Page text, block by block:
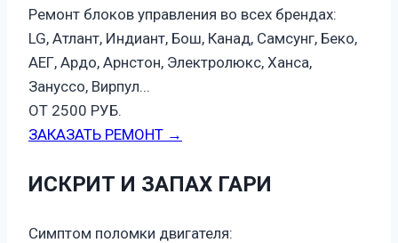
Ремонт блоков управления во всех брендах:
LG, Атлант, Индиант, Бош, Канад, Самсунг, Беко,
АЕГ, Ардо, Арнстон, Электролюкс, Ханса,
Зануссо, Вирпул...
ОТ 2500 РУБ.
ЗАКАЗАТЬ РЕМОНТ →
ИСКРИТ И ЗАПАХ ГАРИ
Симптом поломки двигателя: